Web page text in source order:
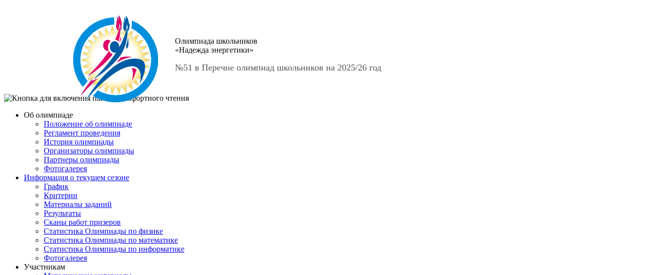
Олимпиада школьников
«Надежда энергетики»
№51 в Перечне олимпиад школьников на 2025/26 год
Об олимпиаде
Положение об олимпиаде
Регламент проведения
История олимпиады
Организаторы олимпиады
Партнеры олимпиады
Фотогалерея
Информация о текущем сезоне
График
Критерии
Материалы заданий
Результаты
Сканы работ призеров
Статистика Олимпиады по физике
Статистика Олимпиады по математике
Статистика Олимпиады по информатике
Фотогалерея
Участникам